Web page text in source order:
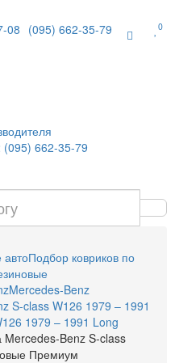
08 (095) 662-35-79 0
(095) 662-35-79
автоПодбор ковриков по
Mercedes-Benz
S-class W126 1979 – 1991
1979 – 1991 Long
Benz S-class
Премиум